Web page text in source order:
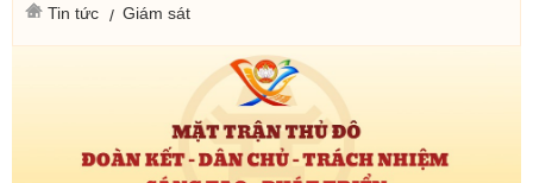
Tin tức Giám sát